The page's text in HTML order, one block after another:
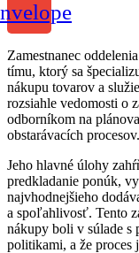
Zamestnanec
tímu, ktorý sa
nákupu tovarov a
rozsiahle vedomosti o
odborníkom na
obstarávacích procesov.
Jeho hlavné úlohy
predkladanie ponúk,
najvhodnejšieho
a spoľahlivosť. Tento
nákupy boli v súlade s
politikami, a že proces